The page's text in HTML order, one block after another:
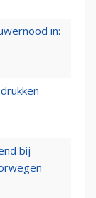
in:
bij